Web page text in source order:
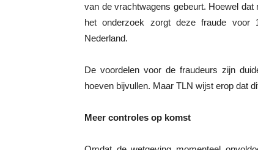
van de vrachtwagens gebeurt. Hoewel
het onderzoek zorgt deze fraude voor
Nederland.
De voordelen voor de fraudeurs zijn
hoeven bijvullen. Maar TLN wijst erop dat
Meer controles op komst